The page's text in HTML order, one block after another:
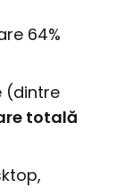
64%
(dintre
totală